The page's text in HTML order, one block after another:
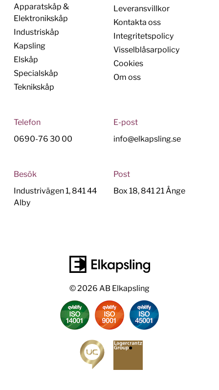
Apparatskåp &
Elektronikskåp
Industriskåp
Kapsling
Elskåp
Specialskåp
Teknikskåp
Leveransvillkor
Kontakta oss
Integritetspolicy
Visselblåsarpolicy
Cookies
Om oss
Telefon
0690-76 30 00
E-post
info@elkapsling.se
Besök
Industrivägen 1, 841 44
Alby
Post
Box 18, 841 21 Ånge
© 2026 AB Elkapsling